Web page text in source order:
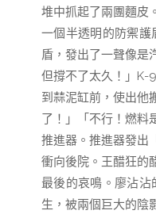
堆中抓起了兩團麵皮
一個半透明的防禦護
盾，發出了一聲像是
但撐不了太久！」K-
到蒜泥缸前，使出他
了！」「不行！燃料
推進器。推進器發出
衝向後院。王醋狂的
最後的哀鳴。廖沾
生，被兩個巨大的陰